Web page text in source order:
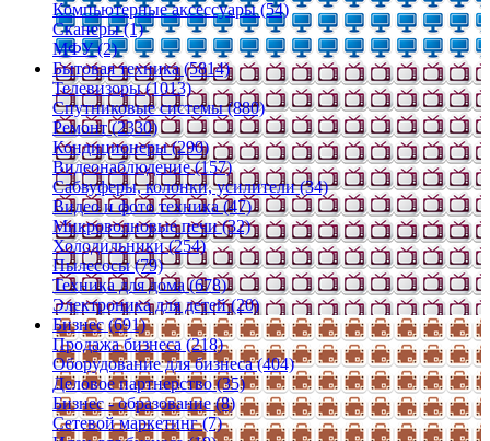
Компьютерные аксессуары (54)
Сканеры (1)
МФУ (2)
Бытовая техника (5814)
Телевизоры (1013)
Спутниковые системы (880)
Ремонт (2330)
Кондиционеры (290)
Видеонаблюдение (157)
Сабвуферы, колонки, усилители (34)
Видео и фото техника (47)
Микроволновые печи (32)
Холодильники (254)
Пылесосы (79)
Техника для дома (678)
Электроника для детей (20)
Бизнес (691)
Продажа бизнеса (218)
Оборудование для бизнеса (404)
Деловое партнерство (35)
Бизнес - образование (8)
Сетевой маркетинг (7)